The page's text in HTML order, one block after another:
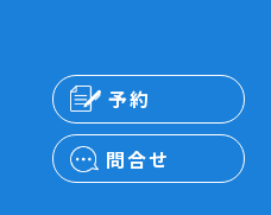
予約
問合せ